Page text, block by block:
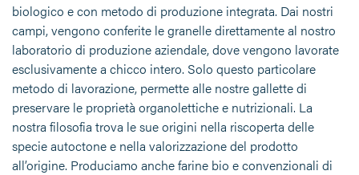
biologico e con metodo di produzione integrata. Dai nostri
campi, vengono conferite le granelle direttamente al nostro
laboratorio di produzione aziendale, dove vengono lavorate
esclusivamente a chicco intero. Solo questo particolare
metodo di lavorazione, permette alle nostre gallette di
preservare le proprietà organolettiche e nutrizionali. La
nostra filosofia trova le sue origini nella riscoperta delle
specie autoctone e nella valorizzazione del prodotto
all’origine. Produciamo anche farine bio e convenzionali di